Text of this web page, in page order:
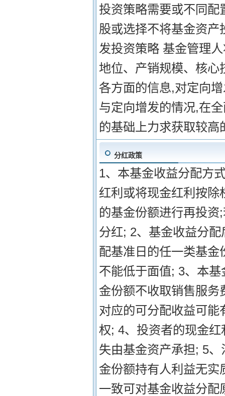
投资策略需要或不同
股或选择不将基金资
发投资策略 基金管理
地位、产销规模、核
各方面的信息,对定向
与定向增发的情况,在
的基础上力求获取较高
分红政策
1、本基金收益分配方
红利或将现金红利按
的基金份额进行再投
分红; 2、基金收益分
配基准日的任一类基
不能低于面值; 3、本
金份额不收取销售服
对应的可分配收益可
权; 4、投资者的现金
失由基金资产承担; 5
金份额持有人利益无
一致可对基金收益分